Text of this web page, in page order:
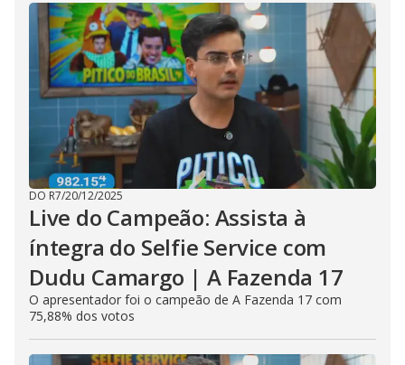
DO R7/20/12/2025
Live do Campeão: Assista à
íntegra do Selfie Service com
Dudu Camargo | A Fazenda 17
O apresentador foi o campeão de A Fazenda 17 com
75,88% dos votos